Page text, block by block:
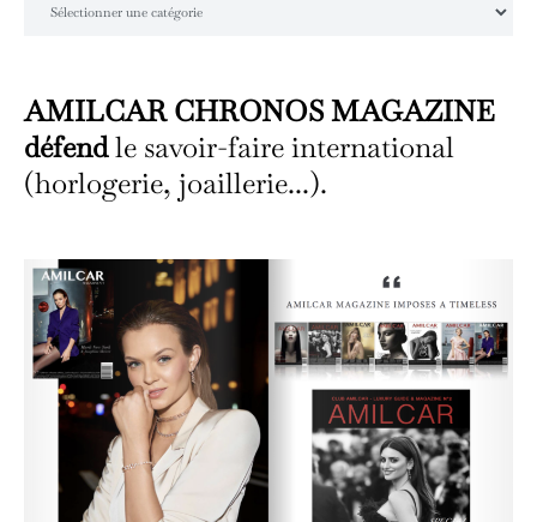
AMILCAR CHRONOS MAGAZINE
défendle savoir-faire international
(horlogerie, joaillerie...).